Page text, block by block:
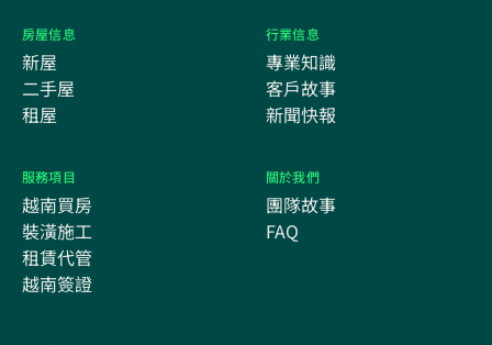
房屋信息
新屋
二手屋
租屋
行業信息
專業知識
客戶故事
新聞快報
服務項目
越南買房
裝潢施工
租賃代管
越南簽證
關於我們
團隊故事
FAQ